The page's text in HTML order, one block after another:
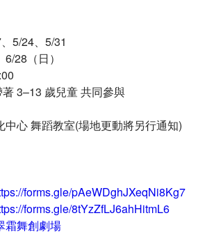
5/24、5/31
28（日）
3–13 歲兒童 共同參與
中心 舞蹈教室(場地更動將另行通知)
forms.gle/pAeWDghJXeqNi8Kg7
forms.gle/8tYzZfLJ6ahHitmL6
霜舞創劇場